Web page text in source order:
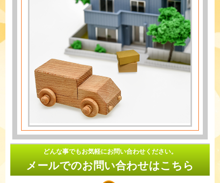
どんな事でもお気軽にお問い合わせください。
メールでのお問い合わせはこちら